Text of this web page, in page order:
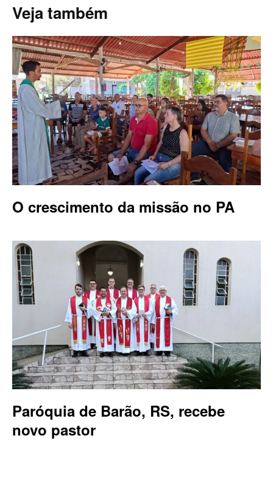
Veja também
O crescimento da missão no PA
Paróquia de Barão, RS, recebe
novo pastor